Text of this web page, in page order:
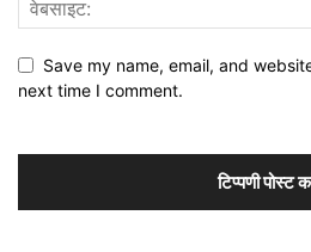
Save my name, email, and
next time I comment.